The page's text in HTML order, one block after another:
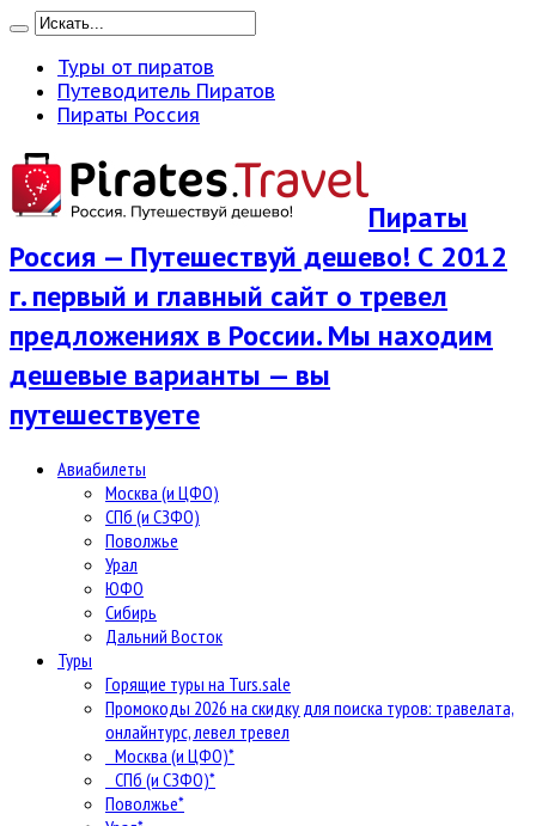
Туры от пиратов
Путеводитель Пиратов
Пираты Россия
Пираты
Россия — Путешествуй дешево! С 2012
г. первый и главный сайт о тревел
предложениях в России. Мы находим
дешевые варианты — вы
путешествуете
Авиабилеты
Москва (и ЦФО)
СПб (и СЗФО)
Поволжье
Урал
ЮФО
Сибирь
Дальний Восток
Туры
Горящие туры на Turs.sale
Промокоды 2026 на скидку для поиска туров: травелата,
онлайнтурс, левел тревел
Москва (и ЦФО)*
СПб (и СЗФО)*
Поволжье*